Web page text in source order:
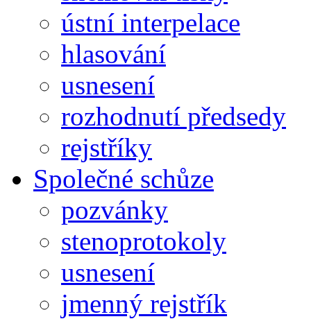
ústní interpelace
hlasování
usnesení
rozhodnutí předsedy
rejstříky
Společné schůze
pozvánky
stenoprotokoly
usnesení
jmenný rejstřík